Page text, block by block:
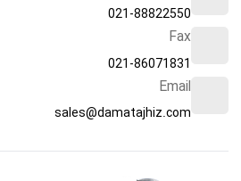
021-88822550
Fax
021-86071831
Email
sales@damatajhiz.com